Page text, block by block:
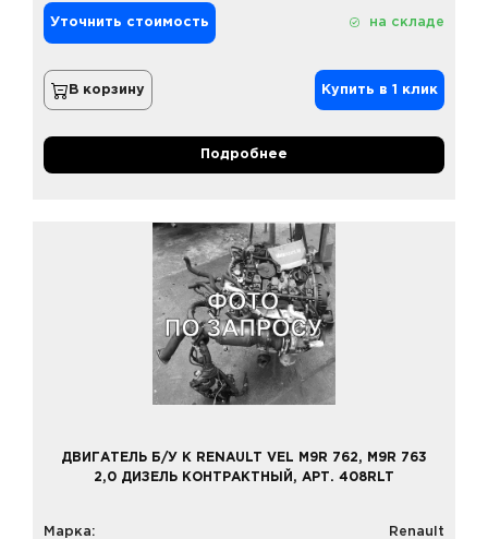
Уточнить стоимость на складе
В корзину Купить в 1 клик
Подробнее
ДВИГАТЕЛЬ Б/У К RENAULT VEL M9R 762, M9R 763
2,0 ДИЗЕЛЬ КОНТРАКТНЫЙ, АРТ. 408RLT
Марка:
Renault